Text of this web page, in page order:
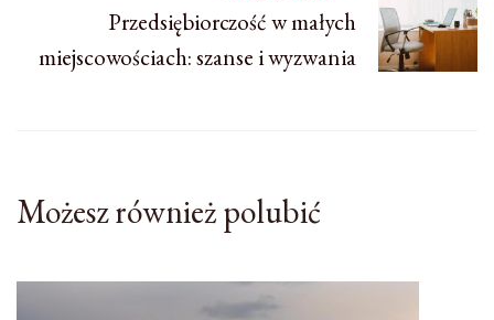
Przedsiębiorczość w małych
miejscowościach: szanse i wyzwania
Możesz również polubić